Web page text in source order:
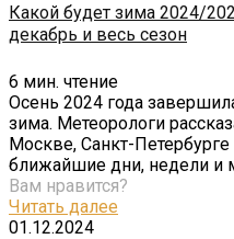
Какой будет зима 2024/
декабрь и весь сезон
6 мин. чтение
Осень 2024 года
зима. Метеорологи
Москве, Санкт-
ближайшие дни, недели и
Вам нравится?
Читать далее
01.12.2024